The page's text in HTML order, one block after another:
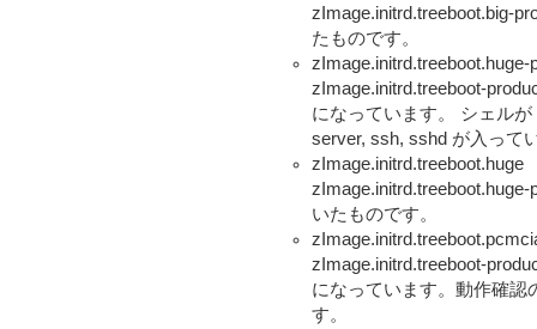
zImage.initrd.treeboot.big-
たものです。
zImage.initrd.treeboot-
になっています。 シェル
server, ssh, sshd が入って
zImage.initrd.treeboot.huge
いたものです。
zImage.initrd.treeboot-
になっています。動作確認
す。